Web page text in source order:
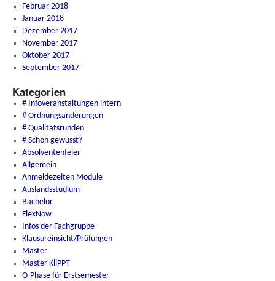
Februar 2018
Januar 2018
Dezember 2017
November 2017
Oktober 2017
September 2017
Kategorien
# Infoveranstaltungen intern
# Ordnungsänderungen
# Qualitätsrunden
# Schon gewusst?
Absolventenfeier
Allgemein
Anmeldezeiten Module
Auslandsstudium
Bachelor
FlexNow
Infos der Fachgruppe
Klausureinsicht/Prüfungen
Master
Master KliPPT
O-Phase für Erstsemester